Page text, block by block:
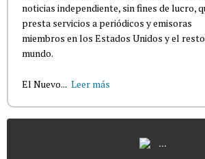
noticias independiente, sin fines de lucro,
presta servicios a periódicos y emisoras
miembros en los Estados Unidos y el
mundo.
El Nuevo... Leer más
...